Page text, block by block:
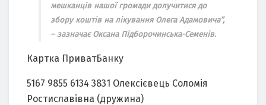
мешканців нашої громади долучитися до
збору коштів на лікування Олега Адамовича”,
– зазначає Оксана Підборочинська-Семенів.
Картка ПриватБанку
5167 9855 6134 3831 Олексієвець Соломія
Ростиславівна (дружина)